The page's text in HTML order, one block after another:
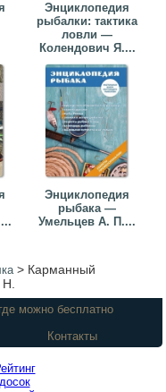
Энциклопедия
рыбалки: тактика
ловли —
Колендович Я....
Энциклопедия
рыбака —
Умельцев А. П....
> Карманный
Н.
можно бесплатно
Контакты